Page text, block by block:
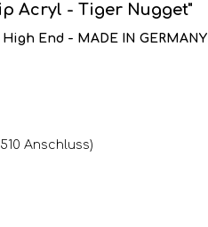
Acryl - Tiger Nugget"
End - MADE IN GERMANY
Anschluss)